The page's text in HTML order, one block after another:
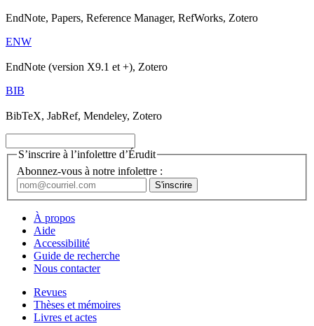
EndNote, Papers, Reference Manager, RefWorks, Zotero
ENW
EndNote (version X9.1 et +), Zotero
BIB
BibTeX, JabRef, Mendeley, Zotero
S’inscrire à l’infolettre d’Érudit
Abonnez-vous à notre infolettre :
À propos
Aide
Accessibilité
Guide de recherche
Nous contacter
Revues
Thèses et mémoires
Livres et actes